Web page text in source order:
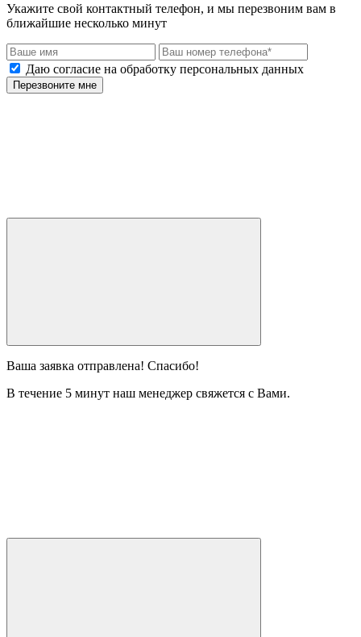
Укажите свой контактный телефон, и мы перезвоним вам в
ближайшие несколько минут
Даю согласие на обработку персональных данных
Перезвоните мне
Ваша заявка отправлена! Спасибо!
В течение 5 минут наш менеджер свяжется с Вами.